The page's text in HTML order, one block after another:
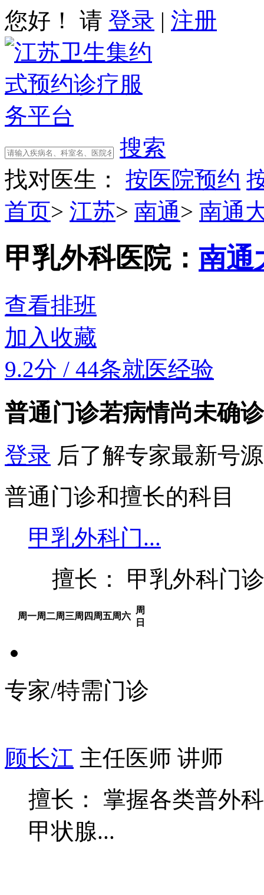
您好！ 请 登录 | 注册
搜索
找对医生：
按医院预约
首页> 江苏> 南通> 南通
甲乳外科医院： 南通
查看排班
加入收藏
9.2分 / 44条就医经验
普通门诊若病情尚未确
登录 后了解专家最新号
普通门诊和擅长的科目
甲乳外科门...
擅长： 甲乳外科门诊
周一周二周三周四 周五周六
周
日
专家/特需门诊
顾长江 主任医师 讲师
擅长： 掌握各类普外
甲状腺...